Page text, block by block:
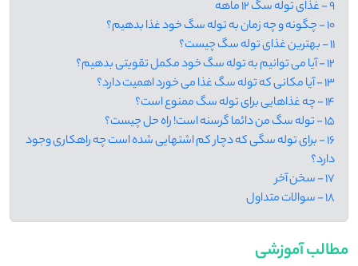
9 - غذای توله سگ 12 ماهه
10 - چگونه و چه زمان به توله سگ خود غذا بدهیم؟
11 - بهترین غذای توله سگ چیست؟
12 - آیا می توانیم به توله سگ خود مکمل تقویتی بدهیم؟
13 - آیا مکانی که توله سگ غذا می خورد اهمیت دارد؟
14 - چه غذاهایی برای توله سگ ممنوع است؟
15 - توله سگ من دائما گرسنه است! راه حل چیست؟
16 - برای توله سگی که دچار کم اشتهایی شده است چه راهکاری وجود
دارد؟
17 - سخن آخر
18 - سوالات متداول
مطالب آموزشی